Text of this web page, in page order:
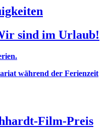
sind im Urlaub!
während der Ferienzeit
Film-Preis